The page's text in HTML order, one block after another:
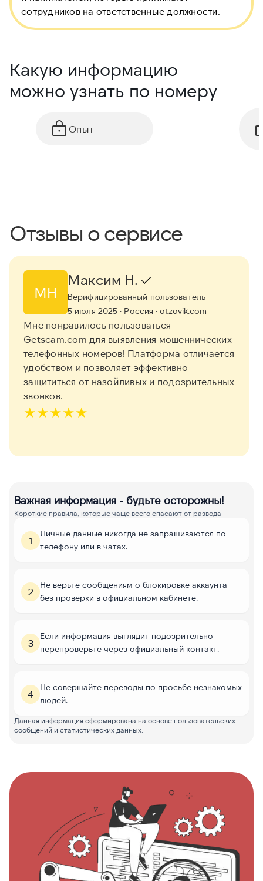
сотрудников на ответственные должности.
Какую информацию
можно узнать по номеру
Опыт
Отзывы о сервисе
МН
Максим Н.
Верифицированный пользователь
5 июля 2025 · Россия · otzovik.com
Мне понравилось пользоваться
Getscam.com для выявления мошеннических
телефонных номеров! Платформа отличается
удобством и позволяет эффективно
защититься от назойливых и подозрительных
звонков.
★★★★★
Важная информация - будьте осторожны!
Короткие правила, которые чаще всего спасают от развода
1
Личные данные никогда не запрашиваются по
телефону или в чатах.
2
Не верьте сообщениям о блокировке аккаунта
без проверки в официальном кабинете.
3
Если информация выглядит подозрительно -
перепроверьте через официальный контакт.
4
Не совершайте переводы по просьбе незнакомых
людей.
Данная информация сформирована на основе пользовательских
сообщений и статистических данных.